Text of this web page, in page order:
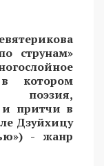
струнам»
в котором
поэзия,
притчи в
Дзуйхицу
- жанр